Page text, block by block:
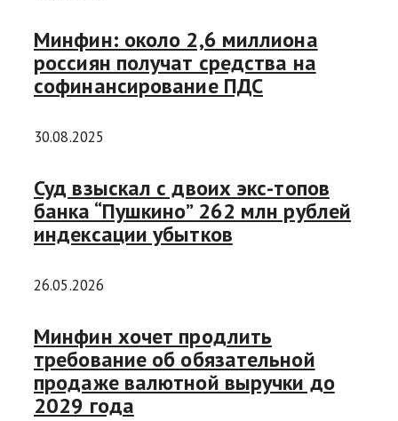
Минфин: около 2,6 миллиона
россиян получат средства на
софинансирование ПДС
30.08.2025
Суд взыскал с двоих экс-топов
банка “Пушкино” 262 млн рублей
индексации убытков
26.05.2026
Минфин хочет продлить
требование об обязательной
продаже валютной выручки до
2029 года